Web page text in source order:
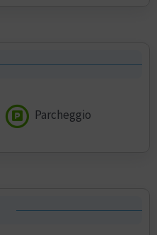
Parcheggio